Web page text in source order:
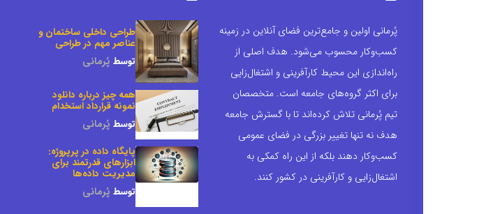
پُرمانی اولین و جامع‌ترین فضای آنلاین در زمینه
کسب‌وکار محسوب می‌شود. هدف اصلی از
راه‌اندازی این محیط کارآفرینی و اشتغال‌زایی
برای اکثر گروه‌های جامعه است. متخصصان
تیم پُرمانی تلاش کرده‌اند تا با گسترش جامعه
هدف نه تنها تغییر بزرگی در فضای عمومی
کسب‌وکار دهند بلکه از این راه کمکی به
اشتغال‌زایی و کارآفرینی در کشور کنند.
طراحی داخلی ساختمان و
عناصر مهم در طراحی
توسط پُرمانی
همه چیز درباره دانلود
نمونه قرارداد استخدام
توسط پُرمانی
پایگاه داده در پرپروژه:
ابزارهای قدرتمند برای
مدیریت داده‌ها
توسط پُرمانی